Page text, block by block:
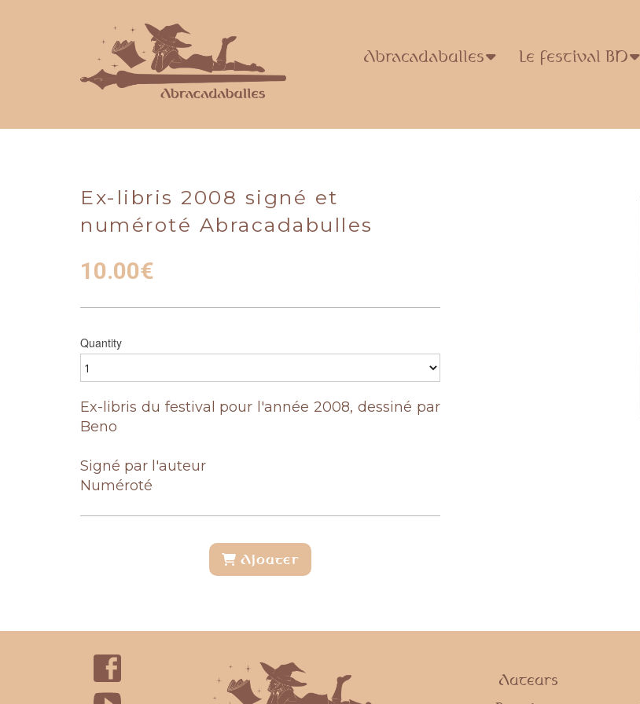
Abracadabulles Le festival BD
Ex-libris 2008 signé et
numéroté Abracadabulles
10.00€
Quantity
Ex-libris du festival pour l'année 2008, dessiné par
Beno
Signé par l'auteur
Numéroté
Ajouter
Auteurs